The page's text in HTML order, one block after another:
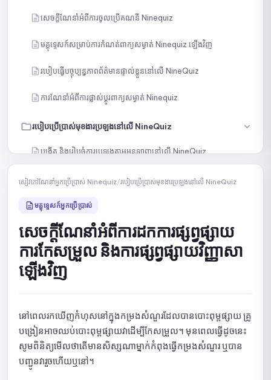
សេចក្ដីណែនាំអំពីការចូលប្រើគណនី Ninequiz
មគ្គុទ្ទេសក៍សម្រាប់ការកំណត់ពាក្យសម្ងាត់ Ninequiz ឡើងវិញ
របៀបធ្វើបច្ចុប្បន្នភាពព័ត៌មានផ្ទាល់ខ្លួននៅលើ NineQuiz
ការណែនាំអំពីការផ្លាស់ប្តូរពាក្យសម្ងាត់ Ninequiz
របៀបប្រើប្រាស់មុខងារប្រឡងនៅលើ NineQuiz
បង្កើត និងរៀបចំការប្រឡងតាមអនឡាញនៅលើ NineQuiz
បង្កើតសំណួរដោយដៃ
នាំចូលសំណួរតាមរយៈខ្លឹមសារ ឬឯកសារ
បង្កើតសំណួរជាមួយ AI
ជ្រើសរើសសំណួរជាក់លាក់ពីបណ្ណាល័យ
សេចក្តីណែនាំអំពីការបែងចែកវិញ្ញាសាជាច្រើនផ្នែក
ការណែនាំសម្រាប់ការរៀបចំ Form មុនពេលប្រឡង
សេចក្តីណែនាំអំពីការប្រើប្រាស់ប្រភេទសំណួរនៅក្នុងការប្រឡង
សៀវភៅណែនាំអ្នកប្រើប្រាស់ Ninequiz/របៀបប្រើប្រាស់មុខងារប្រឡងនៅលើ NineQuiz
មគ្គុទ្ទេសក៍អ្នកប្រើប្រាស់
សេចក្តីណែនាំអំពីការដកការផ្សព្វផ្សាយ
ការកែសម្រួល និងការផ្សព្វផ្សាយវិញ្ញាសា
ឡើងវិញ
នៅពេលរកឃើញកំហុសនៅក្នុងកម្រងសំណួរដែលបានបោះពុម្ពផ្សាយ គ្រូ
បង្រៀនអាចឈប់បោះពុម្ពផ្សាយវាដើម្បីកែសម្រួល។ មុនពេលធ្វើដូចនេះ
សូមពិនិត្យមើលថាតើមានសិស្សណាម្នាក់កំពុងធ្វើកម្រងសំណួរ ឬបាន
បញ្ជូនវារួចហើយឬនៅ។